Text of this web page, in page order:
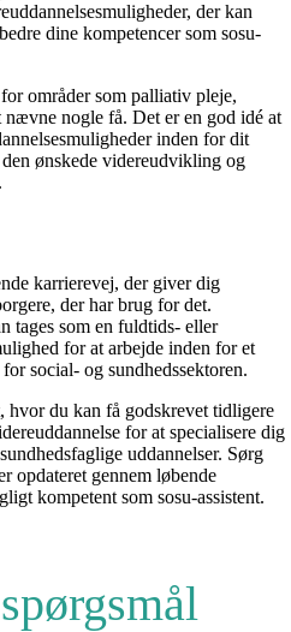
der kan
dine kompetencer som sosu-
områder som palliativ pleje,
nogle få. Det er en god idé at
inden for dit
ønskede videreudvikling og
karrierevej, der giver dig
der har brug for det.
tages som en fuldtids- eller
for at arbejde inden for et
social- og sundhedssektoren.
hvor du kan få godskrevet tidligere
for at specialisere dig
uddannelser. Sørg
opdateret gennem løbende
kompetent som sosu-assistent.